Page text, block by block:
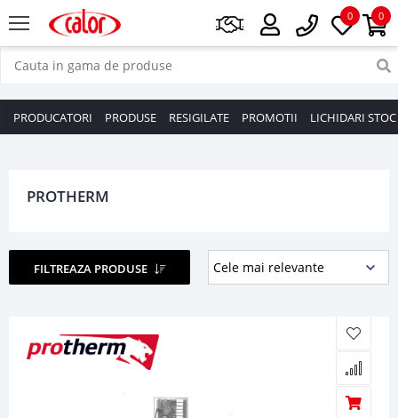
0
0
PRODUCATORI PRODUSE RESIGILATE PROMOTII LICHIDARI STOC
PROTHERM
FILTREAZA PRODUSE